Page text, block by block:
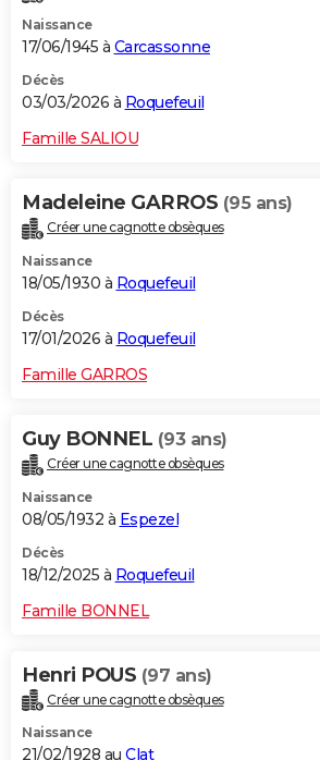
Dictionnaire
Biographies
Citations
Expressions
Proverbes
PROGRAMME TV
S'inscrire
Se connecter
Lycées
Collèges
Primaires
Universités
Entreprises
Service militaire
Avis de recherche
AVIS DE DÉCÈS
FORUM
Bricolage
Lifestyle
Culture
Television
Voyage
Naissance
17/06/1945 à Carcassonne
Décès
03/03/2026 à Roquefeuil
Famille SALIOU
Madeleine GARROS (95 ans)
Créer une cagnotte obsèques
Naissance
18/05/1930 à Roquefeuil
Décès
17/01/2026 à Roquefeuil
Famille GARROS
Guy BONNEL (93 ans)
Créer une cagnotte obsèques
Naissance
08/05/1932 à Espezel
Décès
18/12/2025 à Roquefeuil
Famille BONNEL
Henri POUS (97 ans)
Créer une cagnotte obsèques
Naissance
21/02/1928 au Clat